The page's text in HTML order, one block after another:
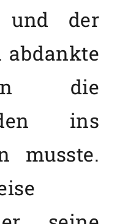
und der
abdankte
die
ins
musste.